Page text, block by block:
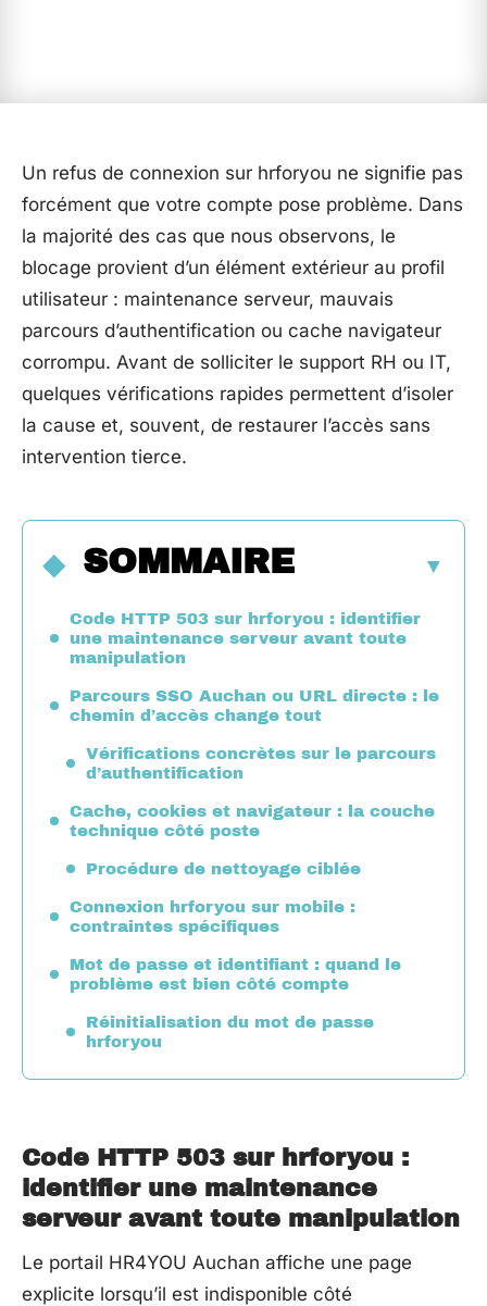
Un refus de connexion sur hrforyou ne signifie pas
forcément que votre compte pose problème. Dans
la majorité des cas que nous observons, le
blocage provient d’un élément extérieur au profil
utilisateur : maintenance serveur, mauvais
parcours d’authentification ou cache navigateur
corrompu. Avant de solliciter le support RH ou IT,
quelques vérifications rapides permettent d’isoler
la cause et, souvent, de restaurer l’accès sans
intervention tierce.
SOMMAIRE
Code HTTP 503 sur hrforyou : identifier
une maintenance serveur avant toute
manipulation
Parcours SSO Auchan ou URL directe : le
chemin d’accès change tout
Vérifications concrètes sur le parcours
d’authentification
Cache, cookies et navigateur : la couche
technique côté poste
Procédure de nettoyage ciblée
Connexion hrforyou sur mobile :
contraintes spécifiques
Mot de passe et identifiant : quand le
problème est bien côté compte
Réinitialisation du mot de passe
hrforyou
Code HTTP 503 sur hrforyou :
identifier une maintenance
serveur avant toute manipulation
Le portail HR4YOU Auchan affiche une page
explicite lorsqu’il est indisponible côté